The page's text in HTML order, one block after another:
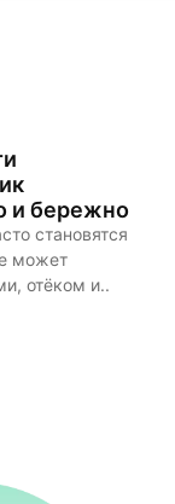
и бережно
становятся
может
отёком и..